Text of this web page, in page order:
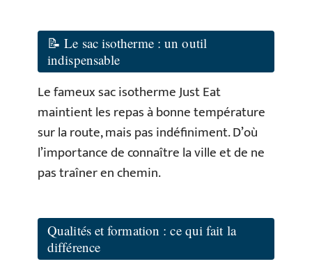
📝 Le sac isotherme : un outil
indispensable
Le fameux sac isotherme Just Eat
maintient les repas à bonne température
sur la route, mais pas indéfiniment. D’où
l’importance de connaître la ville et de ne
pas traîner en chemin.
Qualités et formation : ce qui fait la
différence